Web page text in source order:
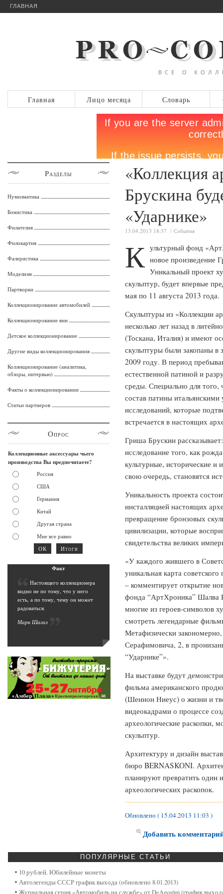
ГЛАВНАЯ
Главная Лицо месяца Словарь
«Коллекция
Брускина
«Ударнике»
13.04.2013 18:37 События
К ультурный фонд
новое произведение
Уникальный проект
скульптур, будет впервые
мая по 11 августа 2013 года.
Скульптуры из «Коллекции
несколько лет назад в
(Тоскана, Италия) и имеют
скульптуры были закопаны в
2009 году. В период
естественной патиной и
среды. Специально для
состав патины
исследований, которые
встречается в настоящих
Гриша Брускин
исследование того, как
культурные, исторические и
свою очередь, становятся
Уникальность проекта
инсталляцией настоящих
превращение бронзовых
цивилизации, которые
свидетельства великих
«У каждого жившего в
уникальная карта
– комментирует открытие
фонда “АртХроника” Шалва
многие из героев-символов
смотреть легендарные
Метафизически
Серафимовича, 2, в
“Ударнике”».
На выставке будут
фильма американского
(Шеннон Ниеус) о жизни и
видеокадрами о процессе
археологические раскопки,
скульптур.
Архитектуру и дизайн
бюро BERNASKONI.
планируют превратить один
археологических раскопок.
Обновлено ( 15.04.2013 11:03 )
Добавить
Разделы
Нумизматика
Бонистика
Филателия
Филокартия
Фалеристика
Моделизм
Партворки
Коллекционирование автомобилей
Коллекционирование вин
Детское коллекционирование
Другие виды коллекционирования
Коллекционирование (аналитика,
обзоры, интервью)
Факты о коллекционировании
Статьи партнеров
Опрос
Коллекционные аксессуары чьего
производства Вы предпочитаете?
Россия
США
Германия
Китай
Другая страна
Мне все равно
Факт
Настоящего коллекционера
видно не по тому, что у него
есть, а по тому, чему он может
радоваться.
Марк Шагал
ПОПУЛЯРНЫЕ СТАТЬИ
10 рублей. Юбилейные монеты
Автолегенды СССР график выхода (обновлено 8.01.2013)
Журнальная серия «Автомобиль на службе» от DeAgostini (график